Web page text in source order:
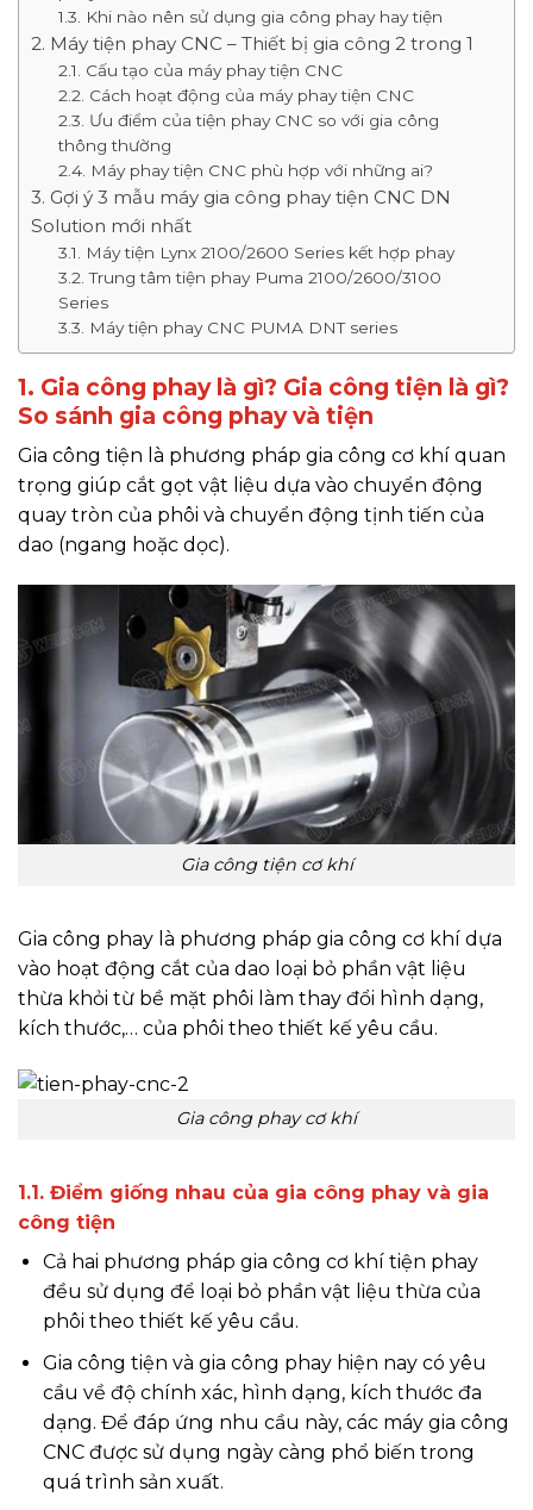
1.3. Khi nào nên sử dụng gia công phay hay tiện
2. Máy tiện phay CNC – Thiết bị gia công 2 trong 1
2.1. Cấu tạo của máy phay tiện CNC
2.2. Cách hoạt động của máy phay tiện CNC
2.3. Ưu điểm của tiện phay CNC so với gia công
thông thường
2.4. Máy phay tiện CNC phù hợp với những ai?
3. Gợi ý 3 mẫu máy gia công phay tiện CNC DN
Solution mới nhất
3.1. Máy tiện Lynx 2100/2600 Series kết hợp phay
3.2. Trung tâm tiện phay Puma 2100/2600/3100
Series
3.3. Máy tiện phay CNC PUMA DNT series
1. Gia công phay là gì? Gia công tiện là gì?
So sánh gia công phay và tiện
Gia công tiện là phương pháp gia công cơ khí quan
trọng giúp cắt gọt vật liệu dựa vào chuyển động
quay tròn của phôi và chuyển động tịnh tiến của
dao (ngang hoặc dọc).
Gia công tiện cơ khí
Gia công phay là phương pháp gia công cơ khí dựa
vào hoạt động cắt của dao loại bỏ phần vật liệu
thừa khỏi từ bề mặt phôi làm thay đổi hình dạng,
kích thước,… của phôi theo thiết kế yêu cầu.
Gia công phay cơ khí
1.1. Điểm giống nhau của gia công phay và gia
công tiện
Cả hai phương pháp gia công cơ khí tiện phay
đều sử dụng để loại bỏ phần vật liệu thừa của
phôi theo thiết kế yêu cầu.
Gia công tiện và gia công phay hiện nay có yêu
cầu về độ chính xác, hình dạng, kích thước đa
dạng. Để đáp ứng nhu cầu này, các máy gia công
CNC được sử dụng ngày càng phổ biến trong
quá trình sản xuất.